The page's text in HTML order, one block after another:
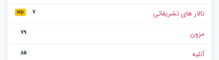
تالار های تشریفاتی vip 7
مزون 79
آتلیه 85